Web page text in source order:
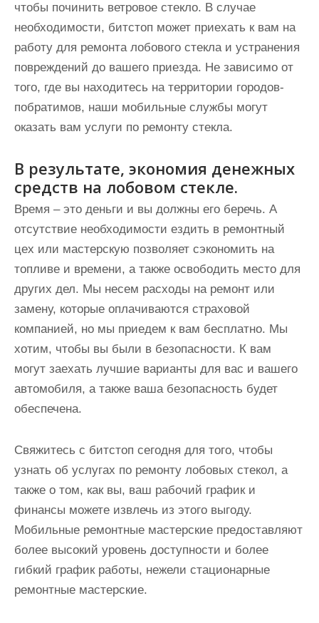
чтобы починить ветровое стекло. В случае
необходимости, битстоп может приехать к вам на
работу для ремонта лобового стекла и устранения
повреждений до вашего приезда. Не зависимо от
того, где вы находитесь на территории городов-
побратимов, наши мобильные службы могут
оказать вам услуги по ремонту стекла.
В результате, экономия денежных
средств на лобовом стекле.
Время – это деньги и вы должны его беречь. А
отсутствие необходимости ездить в ремонтный
цех или мастерскую позволяет сэкономить на
топливе и времени, а также освободить место для
других дел. Мы несем расходы на ремонт или
замену, которые оплачиваются страховой
компанией, но мы приедем к вам бесплатно. Мы
хотим, чтобы вы были в безопасности. К вам
могут заехать лучшие варианты для вас и вашего
автомобиля, а также ваша безопасность будет
обеспечена.
Свяжитесь с битстоп сегодня для того, чтобы
узнать об услугах по ремонту лобовых стекол, а
также о том, как вы, ваш рабочий график и
финансы можете извлечь из этого выгоду.
Мобильные ремонтные мастерские предоставляют
более высокий уровень доступности и более
гибкий график работы, нежели стационарные
ремонтные мастерские.